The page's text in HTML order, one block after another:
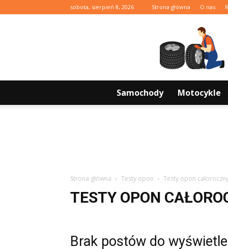
sobota, sierpień 8, 2026 Strona główna O nas
Samochody Motocykle
Strona główna Testy opon Testy opon
TESTY OPON
Brak postów do